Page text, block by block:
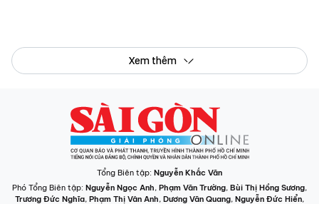
Xem thêm
Tổng Biên tập: Nguyễn Khắc Văn
Phó Tổng Biên tập: Nguyễn Ngọc Anh, Phạm Văn Trường, Bùi Thị Hồng Sương,
Trương Đức Nghĩa, Phạm Thị Vân Anh, Dương Văn Quang, Nguyễn Đức Hiển,